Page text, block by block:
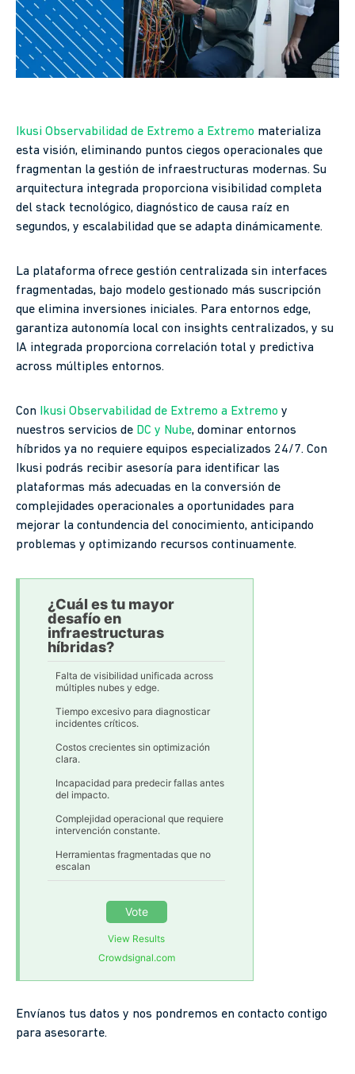
Ikusi Observabilidad de Extremo a Extremo materializa
esta visión, eliminando puntos ciegos operacionales que
fragmentan la gestión de infraestructuras modernas. Su
arquitectura integrada proporciona visibilidad completa
del stack tecnológico, diagnóstico de causa raíz en
segundos, y escalabilidad que se adapta dinámicamente.
La plataforma ofrece gestión centralizada sin interfaces
fragmentadas, bajo modelo gestionado más suscripción
que elimina inversiones iniciales. Para entornos edge,
garantiza autonomía local con insights centralizados, y su
IA integrada proporciona correlación total y predictiva
across múltiples entornos.
Con Ikusi Observabilidad de Extremo a Extremo y
nuestros servicios de DC y Nube, dominar entornos
híbridos ya no requiere equipos especializados 24/7. Con
Ikusi podrás recibir asesoría para identificar las
plataformas más adecuadas en la conversión de
complejidades operacionales a oportunidades para
mejorar la contundencia del conocimiento, anticipando
problemas y optimizando recursos continuamente.
¿Cuál es tu mayor
desafío en
infraestructuras
híbridas?
Falta de visibilidad unificada across
múltiples nubes y edge.
Tiempo excesivo para diagnosticar
incidentes críticos.
Costos crecientes sin optimización
clara.
Incapacidad para predecir fallas antes
del impacto.
Complejidad operacional que requiere
intervención constante.
Herramientas fragmentadas que no
escalan
Vote
View Results
Crowdsignal.com
Envíanos tus datos y nos pondremos en contacto contigo
para asesorarte.